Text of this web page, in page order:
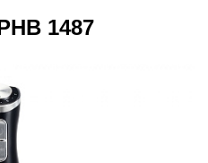
1487